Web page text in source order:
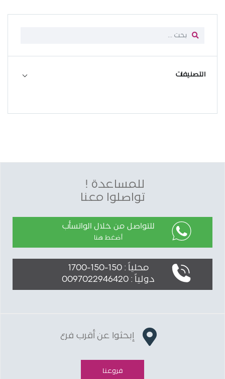
التصنيفات
للمساعدة !
تواصلوا معنا
للتواصل من خلال الواتسأب
أضغط هنا
محلياً : 150-150-1700
دولياً : 0097022946420
إبحثوا عن أقرب فرع
فروعنا